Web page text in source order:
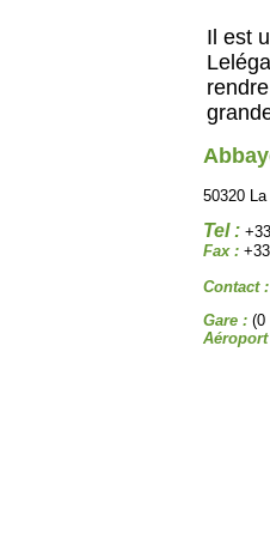
Il est
50320
Tel :
Fax :
Contact :
Gare : (0